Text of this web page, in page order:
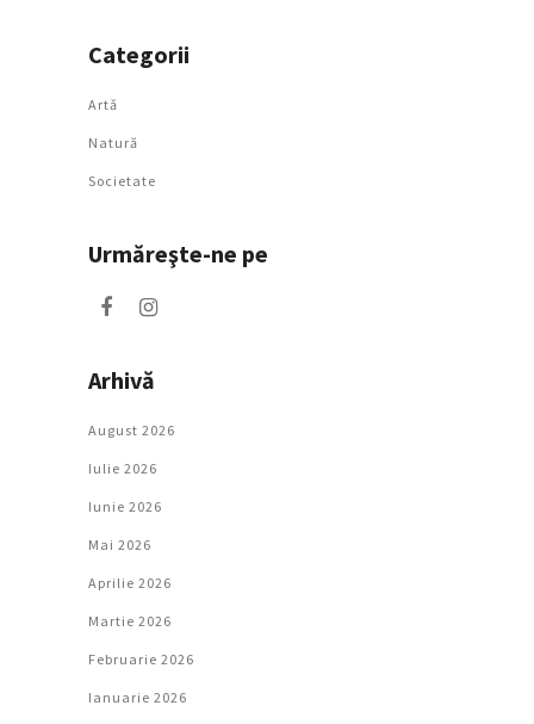
Categorii
Artǎ
Natură
Societate
Urmăreşte-ne pe
Arhivă
August 2026
Iulie 2026
Iunie 2026
Mai 2026
Aprilie 2026
Martie 2026
Februarie 2026
Ianuarie 2026